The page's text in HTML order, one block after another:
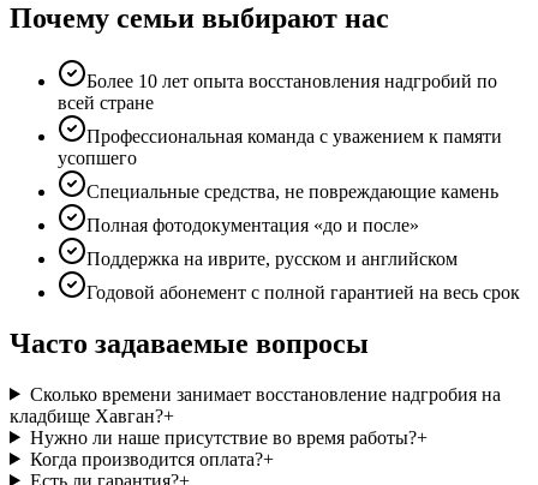
Почему семьи выбирают нас
Более 10 лет опыта восстановления надгробий по
всей стране
Профессиональная команда с уважением к памяти
усопшего
Специальные средства, не повреждающие камень
Полная фотодокументация «до и после»
Поддержка на иврите, русском и английском
Годовой абонемент с полной гарантией на весь срок
Часто задаваемые вопросы
Сколько времени занимает восстановление надгробия на
кладбище Хавган?+
Нужно ли наше присутствие во время работы?+
Когда производится оплата?+
Есть ли гарантия?+